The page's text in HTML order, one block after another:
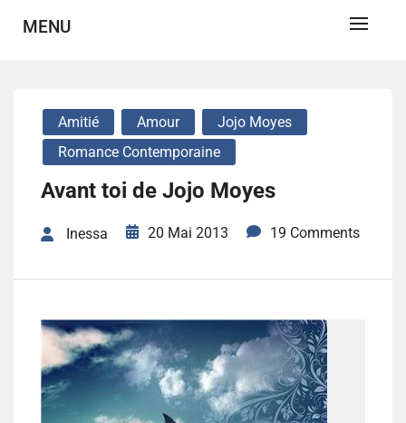
MENU
Amitié Amour
Jojo Moyes
Romance Contemporaine
Avant toi de Jojo Moyes
Inessa 20 Mai 2013 19 Comments